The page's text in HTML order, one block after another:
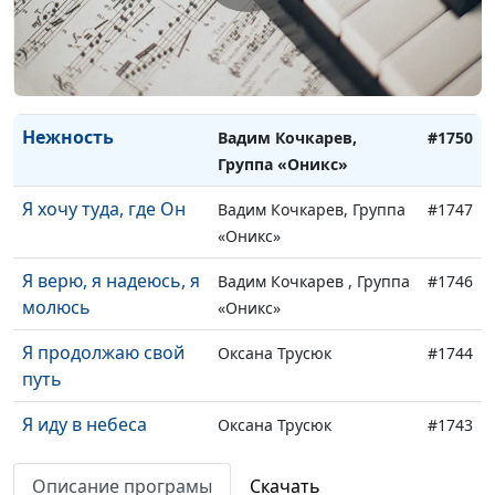
А в небесах
Вадим Кочкарев , Группа
«Оникс»
#1752
Не променяю Группа «Оникс» #1751
Нежность
Вадим Кочкарев,
Группа «Оникс»
#1750
Я хочу туда, где Он
Вадим Кочкарев, Группа
«Оникс»
#1747
Я верю, я надеюсь, я
молюсь
Вадим Кочкарев , Группа
«Оникс»
#1746
Я продолжаю свой
путь
Оксана Трусюк #1744
Я иду в небеса Оксана Трусюк #1743
Я полечу Оксана Трусюк
Описание програмы Скачать